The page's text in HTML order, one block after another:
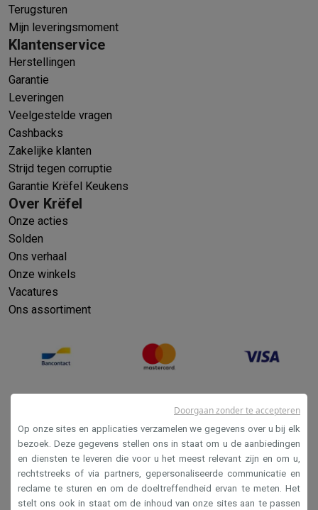
Terugsturen
Mijn leveringsmoment
Klantenservice
Herstellingen
Garantie
Leveringen
Veelgestelde vragen
Cashbacks
Zakelijke klanten
Strijd tegen corruptie
Garantie Krëfel Keukens
Over Krëfel
Onze acties
Solden
Ons verhaal
Onze winkels
Vacatures
Ons assortiment
Verkoopsvoorwaarden
Privacy
Op onze sites en applicaties verzamelen we gegevens over u bij elk
bezoek. Deze gegevens stellen ons in staat om u de aanbiedingen
en diensten te leveren die voor u het meest relevant zijn en om u,
rechtstreeks of via partners, gepersonaliseerde communicatie en
reclame te sturen en om de doeltreffendheid ervan te meten. Het
stelt ons ook in staat om de inhoud van onze sites aan te passen
Doorgaan zonder te accepteren